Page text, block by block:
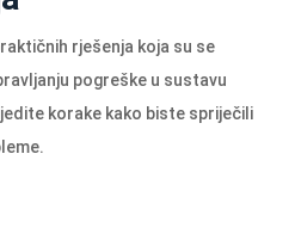
rješenja koja su se
pogreške u sustavu
korake kako biste spriječili